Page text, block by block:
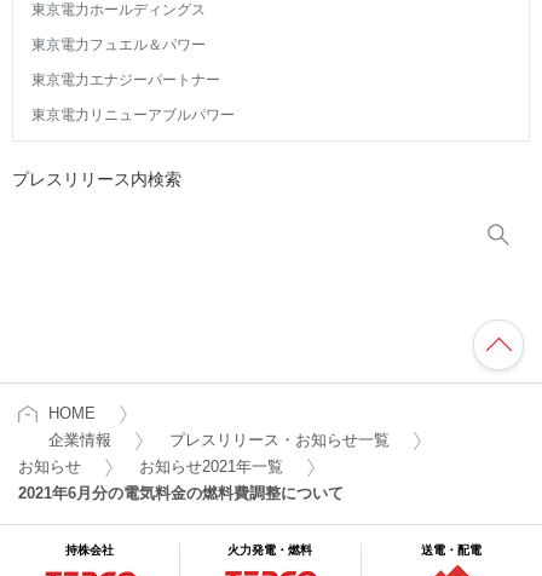
東京電力ホールディングス
東京電力フュエル＆パワー
東京電力エナジーパートナー
東京電力リニューアブルパワー
プレスリリース内検索
HOME
企業情報
プレスリリース・お知らせ一覧
お知らせ
お知らせ2021年一覧
2021年6月分の電気料金の燃料費調整について
持株会社 火力発電・燃料 送電・配電